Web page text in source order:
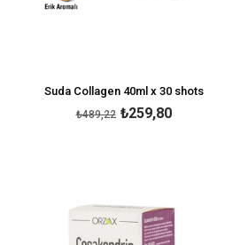
Suda Collagen 40ml x 30 shots
₺259,80
₺489,22